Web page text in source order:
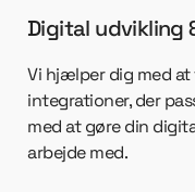
Digital udvikling
Vi hjælper dig med
integrationer, der
med at gøre din
arbejde med.